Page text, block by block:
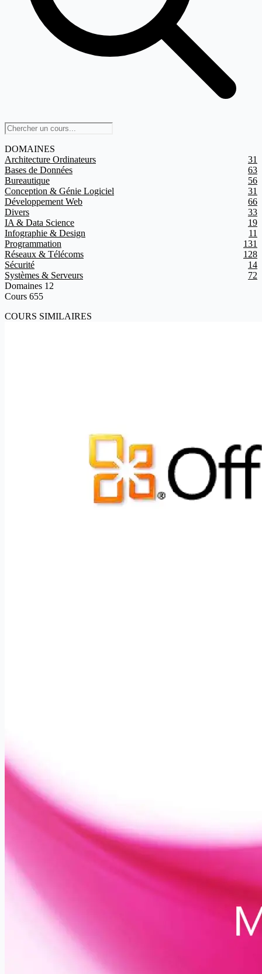
DOMAINES
Architecture Ordinateurs
31
Bases de Données
63
Bureautique
56
Conception & Génie Logiciel
31
Développement Web
66
Divers
33
IA & Data Science
19
Infographie & Design
11
Programmation
131
Réseaux & Télécoms
128
Sécurité
14
Systèmes & Serveurs
72
Domaines 12
Cours 655
COURS SIMILAIRES